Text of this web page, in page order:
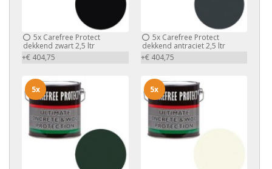
5x Carefree Protect
dekkend zwart 2,5 ltr
+€ 404,75
5xCarefree Protect
dekkend antraciet 2,5 ltr
+€ 404,75
5x 5x